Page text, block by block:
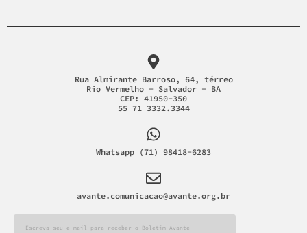
Rua Almirante Barroso, 64, térreo
Rio Vermelho - Salvador - BA
CEP: 41950-350
55 71 3332.3344
Whatsapp (71) 98418-6283
avante.comunicacao@avante.org.br